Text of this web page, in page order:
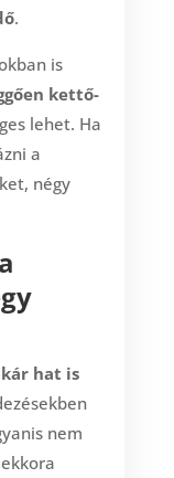
.
is
kettő-
lehet. Ha
a
négy
hat is
nem